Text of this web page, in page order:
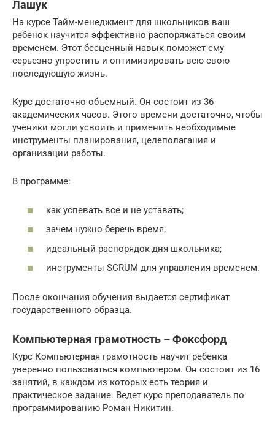
Лашук
На курсе Тайм-менеджмент для школьников ваш
ребенок научится эффективно распоряжаться своим
временем. Этот бесценный навык поможет ему
серьезно упростить и оптимизировать всю свою
последующую жизнь.
Курс достаточно объемный. Он состоит из 36
академических часов. Этого времени достаточно, чтобы
ученики могли усвоить и применить необходимые
инструменты планирования, целеполагания и
организации работы.
В программе:
как успевать все и не уставать;
зачем нужно беречь время;
идеальный распорядок дня школьника;
инструменты SCRUM для управления временем.
После окончания обучения выдается сертификат
государственного образца.
Компьютерная грамотность – Фоксфорд
Курс Компьютерная грамотность научит ребенка
уверенно пользоваться компьютером. Он состоит из 16
занятий, в каждом из которых есть теория и
практическое задание. Ведет курс преподаватель по
программированию Роман Никитин.